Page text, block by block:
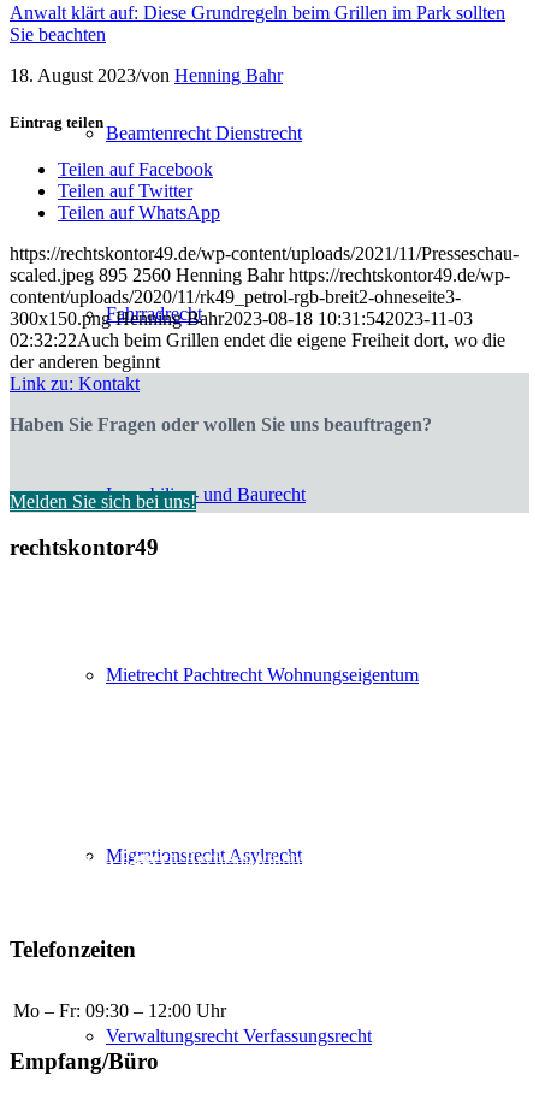
Beamtenrecht Dienstrecht
Fahrradrecht
Immobilien- und Baurecht
Mietrecht Pachtrecht Wohnungseigentum
Migrationsrecht Asylrecht
Verwaltungsrecht Verfassungsrecht
Anwalt klärt auf: Diese Grundregeln beim Grillen im Park sollten
Sie beachten
18. August 2023/von Henning Bahr
Eintrag teilen
Teilen auf Facebook
Teilen auf Twitter
Teilen auf WhatsApp
https://rechtskontor49.de/wp-content/uploads/2021/11/Presseschau-
scaled.jpeg 895 2560 Henning Bahr https://rechtskontor49.de/wp-
content/uploads/2020/11/rk49_petrol-rgb-breit2-ohneseite3-
300x150.png Henning Bahr2023-08-18 10:31:542023-11-03
02:32:22Auch beim Grillen endet die eigene Freiheit dort, wo die
der anderen beginnt
Link zu: Kontakt
Haben Sie Fragen oder wollen Sie uns beauftragen?
Melden Sie sich bei uns!
rechtskontor49
Stephanie C. Eggert, Rechtsanwältin
Telefonzeiten
Mo – Fr: 09:30 – 12:00 Uhr
Empfang/Büro